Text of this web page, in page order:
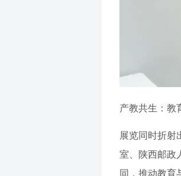
产教共生：教
展览同时折射
室、陕西邮政
同，推动教育